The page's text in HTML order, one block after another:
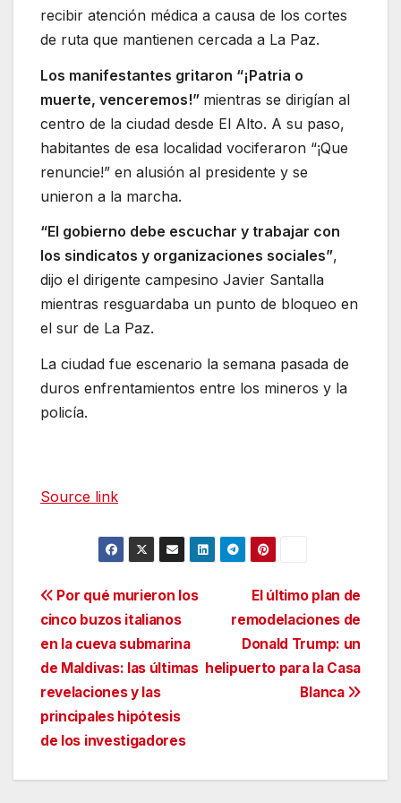
recibir atención médica a causa de los cortes
de ruta que mantienen cercada a La Paz.
Los manifestantes gritaron “¡Patria o
muerte, venceremos!” mientras se dirigían al
centro de la ciudad desde El Alto. A su paso,
habitantes de esa localidad vociferaron “¡Que
renuncie!” en alusión al presidente y se
unieron a la marcha.
“El gobierno debe escuchar y trabajar con
los sindicatos y organizaciones sociales”,
dijo el dirigente campesino Javier Santalla
mientras resguardaba un punto de bloqueo en
el sur de La Paz.
La ciudad fue escenario la semana pasada de
duros enfrentamientos entre los mineros y la
policía.
Source link
Navegación
de
entradas
El último plan de
remodelaciones de
Donald Trump: un
helipuerto para la Casa
Blanca
Por qué murieron los
cinco buzos italianos
en la cueva submarina
de Maldivas: las últimas
revelaciones y las
principales hipótesis
de los investigadores